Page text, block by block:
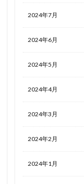
2024年7月
2024年6月
2024年5月
2024年4月
2024年3月
2024年2月
2024年1月